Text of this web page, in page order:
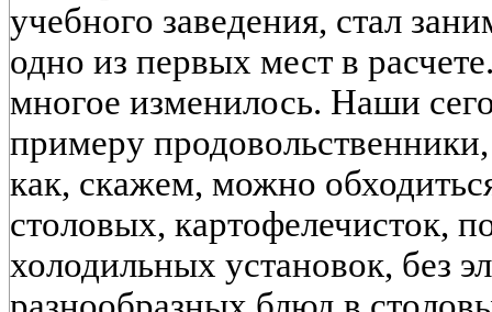
учебного заведения, стал
одно из первых мест в
многое изменилось. Наши
примеру
как, скажем, можно
столовых, картофелечисток,
холодильных установок, без